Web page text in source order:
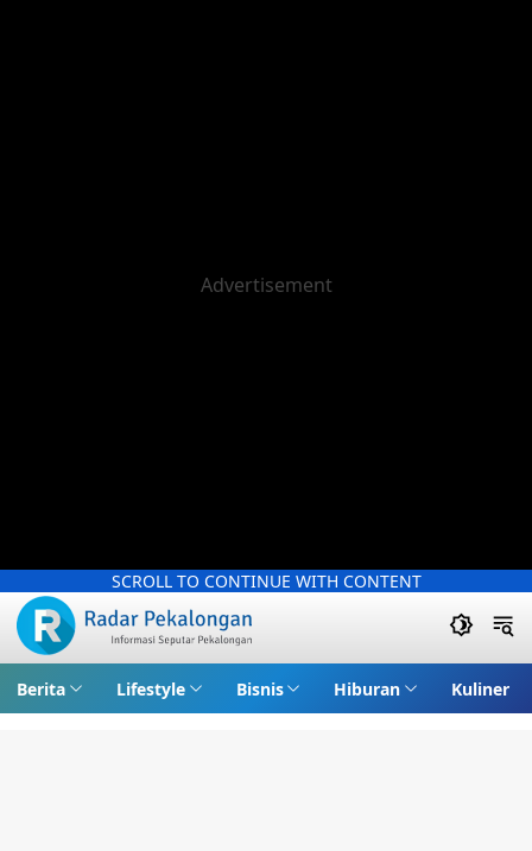
SCROLL TO CONTINUE WITH CONTENT
Berita Lifestyle Bisnis Hiburan Kuliner